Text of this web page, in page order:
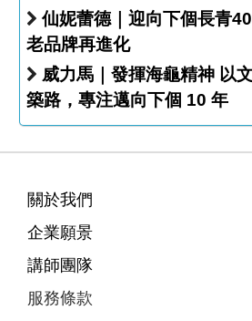
仙妮蕾德｜迎向下個長青40 產品力x數位力
老品牌再進化
威力馬｜發揮海龜精神 以文化札根、用信任
築路，專注邁向下個 10 年
關於我們
企業願景
講師團隊
服務條款